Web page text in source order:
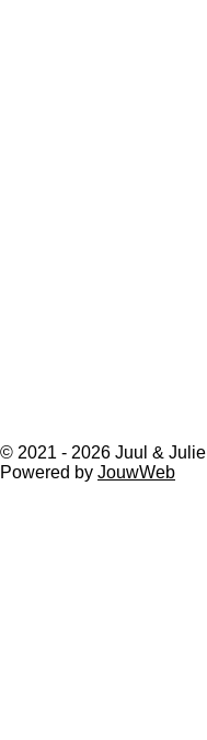
© 2021 - 2026 Juul & Julie
Powered by JouwWeb